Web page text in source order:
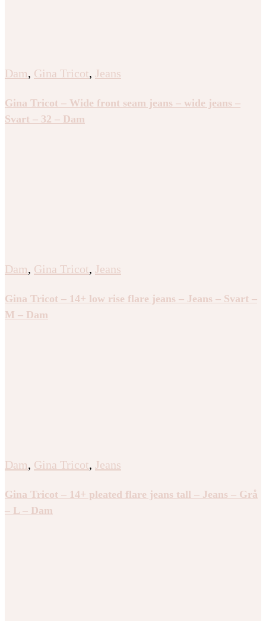
Dam, Gina Tricot, Jeans
Gina Tricot – Wide front seam jeans – wide jeans –
Svart – 32 – Dam
Dam, Gina Tricot, Jeans
Gina Tricot – 14+ low rise flare jeans – Jeans – Svart –
M – Dam
Dam, Gina Tricot, Jeans
Gina Tricot – 14+ pleated flare jeans tall – Jeans – Grå
– L – Dam